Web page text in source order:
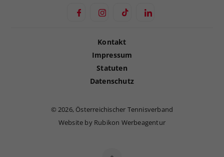
Kontakt
Impressum
Statuten
Datenschutz
© 2026, Österreichischer Tennisverband
Website by Rubikon Werbeagentur